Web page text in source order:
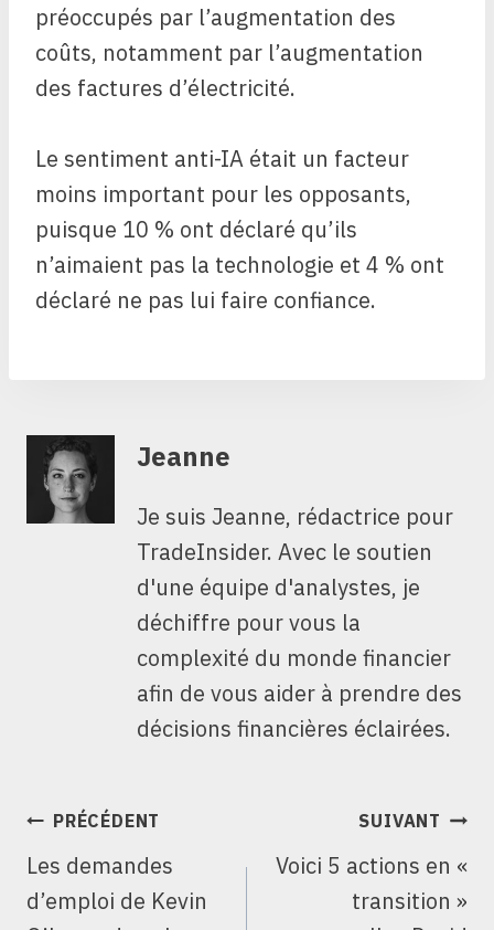
préoccupés par l’augmentation des
coûts, notamment par l’augmentation
des factures d’électricité.
Le sentiment anti-IA était un facteur
moins important pour les opposants,
puisque 10 % ont déclaré qu’ils
n’aimaient pas la technologie et 4 % ont
déclaré ne pas lui faire confiance.
Jeanne
Je suis Jeanne, rédactrice pour
TradeInsider. Avec le soutien
d'une équipe d'analystes, je
déchiffre pour vous la
complexité du monde financier
afin de vous aider à prendre des
décisions financières éclairées.
NAVIGATION
L’ARTICLE
PRÉCÉDENT
Les demandes
d’emploi de Kevin
SUIVANT
Voici 5 actions en «
transition »